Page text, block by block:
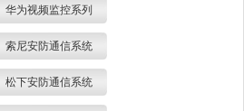
华为视频监控系列
索尼安防通信系统
松下安防通信系统